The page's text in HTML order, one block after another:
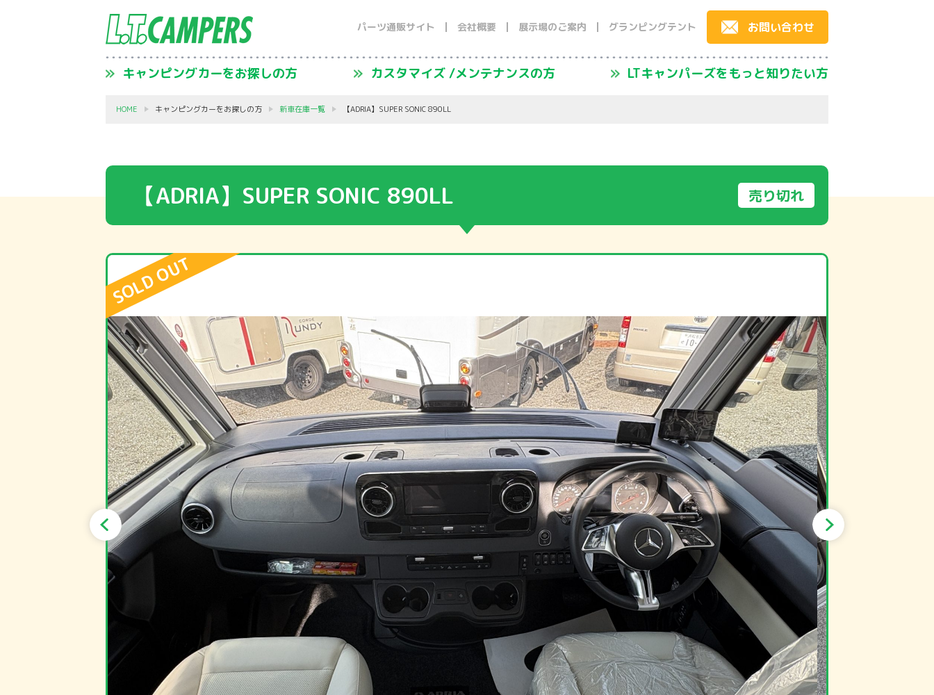
キャンピングカーをお探しの方 カスタマイズ /メンテナンスの方 LTキャンパーズをもっと知りたい方
パーツ通販サイト 会社概要 展示場のご案内 グランピングテント お問い合わせ
HOME キャンピングカーをお探しの方 新車在庫一覧 【ADRIA】SUPER SONIC 890LL
【ADRIA】SUPER SONIC 890LL 売り切れ
SOLD OUT